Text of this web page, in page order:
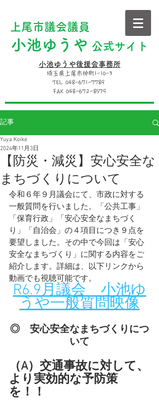
小池ゆうや 公式サイト
上尾市議会議員
小池ゆうや後援会事務所
埼玉県上尾市仲町1-10-3
TEL 048-671-7789
FAX 048-672-8579
記事
【防災・減災】安心安全な
まちづくりについて
Yuya Koike
2024年11月3日
令和６年９月議会にて、市政に対する
一般質問を行いました。「公共工事」
「保育行政」「安心安全なまちづく
り」「自治会」の４項目につき９点を
要望しました。その中で今回は「安心
安全なまちづくり」に関する内容をご
紹介します。詳細は、以下リンクから
動画でも視聴可能です。
R6.9月議会　小池ゆ
うや一般質問映像
◎　安心安全なまちづくりにつ
いて
（A）交通事故に対して、
より実効的な予防策
を！！